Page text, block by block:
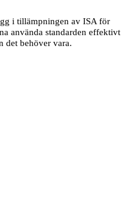
i tillämpningen av ISA för
använda standarden effektivt
det behöver vara.